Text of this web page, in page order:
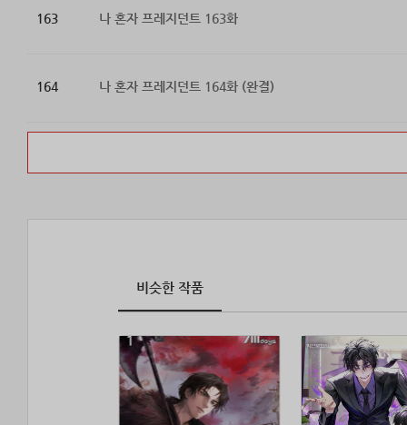
163 나 혼자 프레지던트 163화
164 나 혼자 프레지던트 164화 (완결)
비슷한 작품